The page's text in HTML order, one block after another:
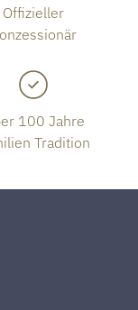
Offizieller
100 Jahre
Tradition